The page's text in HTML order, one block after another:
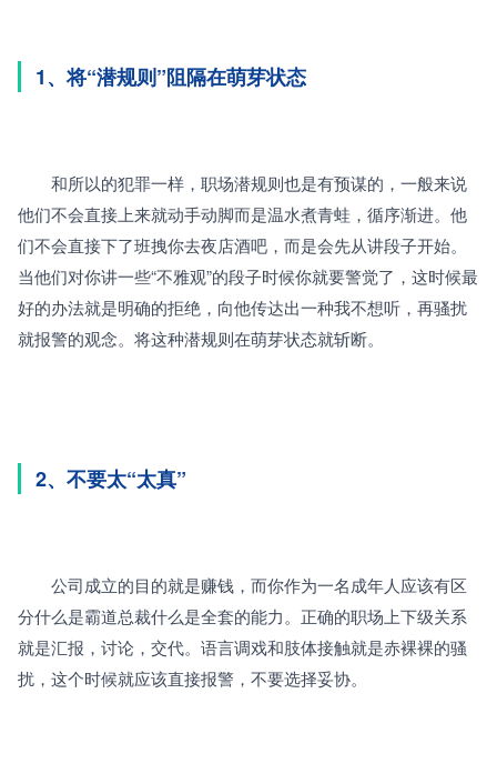
1、将“潜规则”阻隔在萌芽状态
和所以的犯罪一样，职场潜规则也是有预谋的，一般来说
他们不会直接上来就动手动脚而是温水煮青蛙，循序渐进。他
们不会直接下了班拽你去夜店酒吧，而是会先从讲段子开始。
当他们对你讲一些“不雅观”的段子时候你就要警觉了，这时候最
好的办法就是明确的拒绝，向他传达出一种我不想听，再骚扰
就报警的观念。将这种潜规则在萌芽状态就斩断。
2、不要太“太真”
公司成立的目的就是赚钱，而你作为一名成年人应该有区
分什么是霸道总裁什么是全套的能力。正确的职场上下级关系
就是汇报，讨论，交代。语言调戏和肢体接触就是赤裸裸的骚
扰，这个时候就应该直接报警，不要选择妥协。